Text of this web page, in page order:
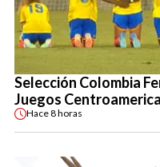
Selección Colombia
Juegos
Hace8 horas